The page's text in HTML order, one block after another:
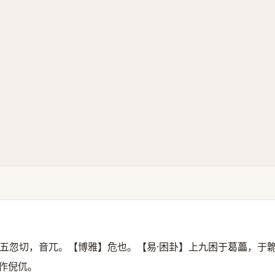
五忽切，音兀。【博雅】危也。【易·困卦】上九困于葛藟，于
倪㐳。